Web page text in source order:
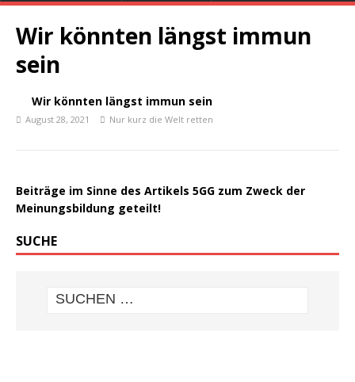
Wir könnten längst immun
sein
Wir könnten längst immun sein
August 28, 2021 Nur kurz die Welt retten
Beiträge im Sinne des Artikels 5GG zum Zweck der
Meinungsbildung geteilt!
SUCHE